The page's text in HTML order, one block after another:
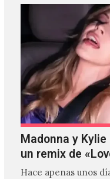
Madonna y
un remix de
Hace apenas unos